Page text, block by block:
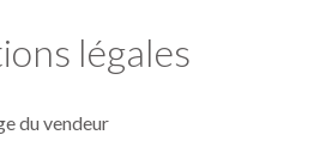
légales
du vendeur